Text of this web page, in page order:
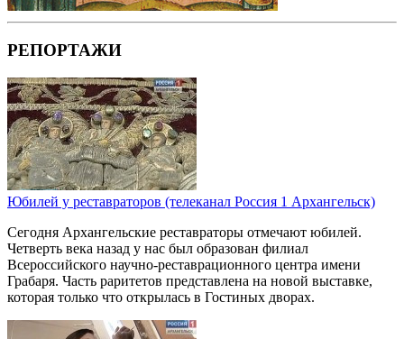
РЕПОРТАЖИ
Юбилей у реставраторов (телеканал Россия 1 Архангельск)
Сегодня Архангельские реставраторы отмечают юбилей.
Четверть века назад у нас был образован филиал
Всероссийского научно-реставрационного центра имени
Грабаря. Часть раритетов представлена на новой выставке,
которая только что открылась в Гостиных дворах.